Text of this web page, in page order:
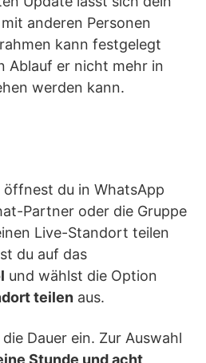
anderen Personen
kann festgelegt
Ablauf er nicht mehr in
werden kann.
du in WhatsApp
Partner oder die Gruppe
Live-Standort teilen
du auf das
und wählst die Option
teilen aus.
Dauer ein. Zur Auswahl
Stunde und acht